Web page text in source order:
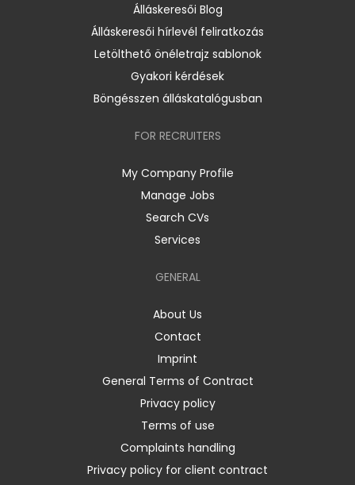
Álláskeresői Blog
Álláskeresői hírlevél feliratkozás
Letölthető önéletrajz sablonok
Gyakori kérdések
Böngésszen álláskatalógusban
FOR RECRUITERS
My Company Profile
Manage Jobs
Search CVs
Services
GENERAL
About Us
Contact
Imprint
General Terms of Contract
Privacy policy
Terms of use
Complaints handling
Privacy policy for client contract